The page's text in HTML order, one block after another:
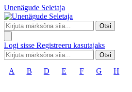
Unenägude Seletaja
Otsi
Logi sisse Registreeru kasutajaks
Otsi
A B D E F G H